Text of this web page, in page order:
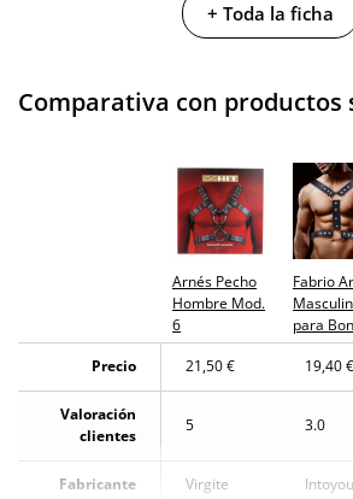
Envío discreto Paquete discreto y
3 años de garantía
El martes 11 de
+ Toda la ficha
Comparativa con productos
Arnés Pecho
Hombre Mod.
6
Fabrio
para
Precio
21,50 € 19,40 €
Valoración
clientes
5 3.0
Fabricante Virgite Intoyou